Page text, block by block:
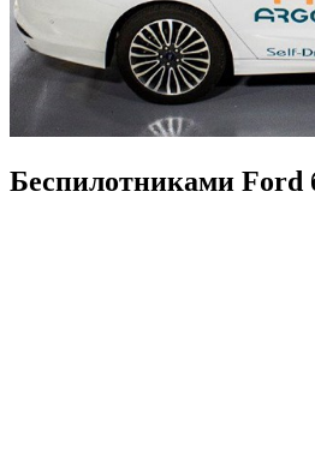
Беспилотниками Ford